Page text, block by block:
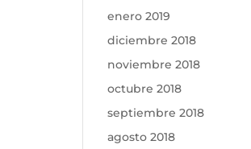
enero 2019
diciembre 2018
noviembre 2018
octubre 2018
septiembre 2018
agosto 2018